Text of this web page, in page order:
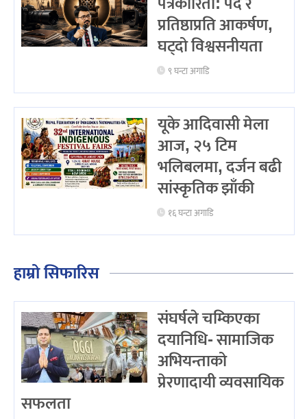
प्रतिष्ठाप्रति आकर्षण,
घट्दो विश्वसनीयता
९ घन्टा अगाडि
यूके आदिवासी मेला
आज, २५ टिम
भलिबलमा, दर्जन बढी
सांस्कृतिक झाँकी
१६ घन्टा अगाडि
हाम्रो सिफारिस
संघर्षले चम्किएका
दयानिधि- सामाजिक
अभियन्ताको
प्रेरणादायी व्यवसायिक
सफलता